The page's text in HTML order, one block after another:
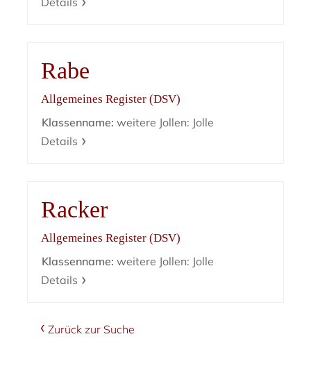
Rabe
Allgemeines Register (DSV)
Klassenname: weitere Jollen: Jolle
Details
Racker
Allgemeines Register (DSV)
Klassenname: weitere Jollen: Jolle
Details
Zurück zur Suche